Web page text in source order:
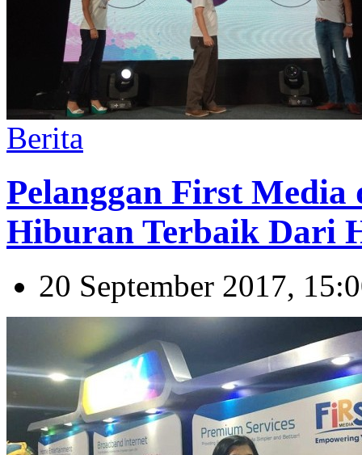
Berita
Pelanggan First
Hiburan Terbaik Dari
20 September 2017,